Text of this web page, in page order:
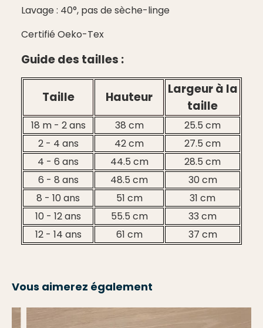
Lavage : 40°, pas de sèche-linge
Certifié Oeko-Tex
Guide des tailles :
Taille Hauteur
Largeur à la
taille
18 m - 2 ans 38 cm
25.5 cm
2 - 4 ans
42 cm
27.5 cm
4 - 6 ans
44.5 cm
28.5 cm
6 - 8 ans
48.5 cm
30 cm
8 - 10 ans
51 cm
31 cm
10 - 12 ans
55.5 cm
33 cm
12 - 14 ans
61 cm 37 cm
Vous aimerez également